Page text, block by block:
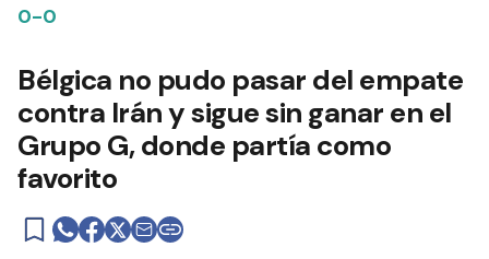
0-0
Bélgica no pudo pasar del empate
contra Irán y sigue sin ganar en el
Grupo G, donde partía como
favorito